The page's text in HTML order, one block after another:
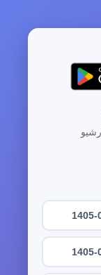
1405-
1405-